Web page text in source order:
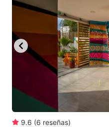
9.6 (6 reseñas)